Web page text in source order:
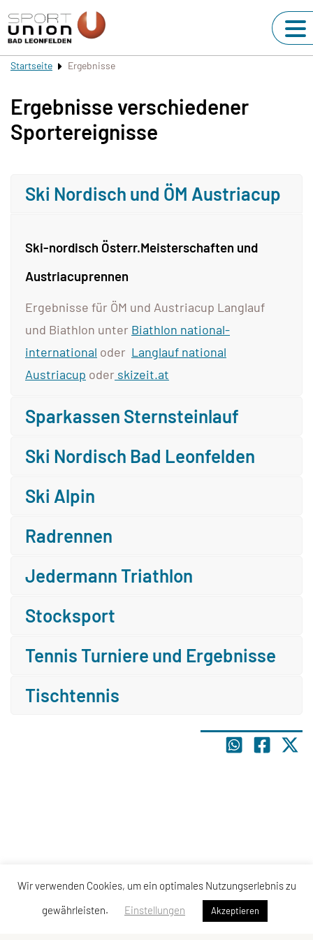
Startseite Ergebnisse
Ergebnisse verschiedener
Sportereignisse
Ski Nordisch und ÖM Austriacup
Ski-nordisch Österr.Meisterschaften und
Austriacuprennen
Ergebnisse für ÖM und Austriacup Langlauf
und Biathlon unter Biathlon national-
international oder Langlauf national
Austriacup oder skizeit.at
Sparkassen Sternsteinlauf
Ski Nordisch Bad Leonfelden
Ski Alpin
Radrennen
Jedermann Triathlon
Stocksport
Tennis Turniere und Ergebnisse
Tischtennis
Wir verwenden Cookies, um ein optimales Nutzungserlebnis zu
gewährleisten.
Einstellungen Akzeptieren